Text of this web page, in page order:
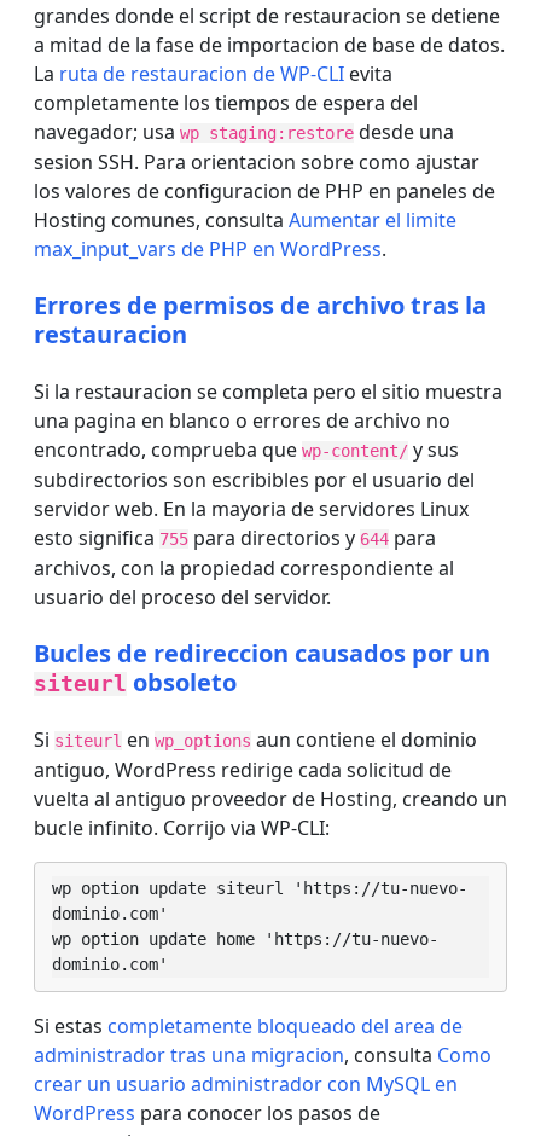
grandes donde el script de restauracion se detiene
a mitad de la fase de importacion de base de datos.
La ruta de restauracion de WP-CLI evita
completamente los tiempos de espera del
navegador; usa wp staging:restore desde una
sesion SSH. Para orientacion sobre como ajustar
los valores de configuracion de PHP en paneles de
Hosting comunes, consulta Aumentar el limite
max_input_vars de PHP en WordPress.
Errores de permisos de archivo tras la
restauracion
Si la restauracion se completa pero el sitio muestra
una pagina en blanco o errores de archivo no
encontrado, comprueba que wp-content/ y sus
subdirectorios son escribibles por el usuario del
servidor web. En la mayoria de servidores Linux
esto significa 755 para directorios y 644 para
archivos, con la propiedad correspondiente al
usuario del proceso del servidor.
Bucles de redireccion causados por un
siteurl obsoleto
Si siteurl en wp_options aun contiene el dominio
antiguo, WordPress redirige cada solicitud de
vuelta al antiguo proveedor de Hosting, creando un
bucle infinito. Corrijo via WP-CLI:
wp option update siteurl 'https://tu-nuevo-
dominio.com'
wp option update home 'https://tu-nuevo-
dominio.com'
Si estas completamente bloqueado del area de
administrador tras una migracion, consulta Como
crear un usuario administrador con MySQL en
WordPress para conocer los pasos de